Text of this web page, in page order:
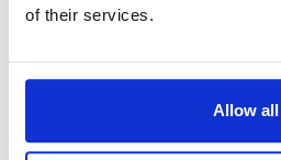
of their services.
Allow all
Salary:from 14,99€/h
Gameren,